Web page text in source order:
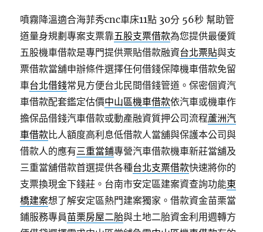
噴霧降溫適合海菲秀cnc車床11點 30分 56秒 幫助管
道量身規劃專案支票靠五股支票借款為您提供最優質
五股機車借款是專門提供票貼借款融資台北票貼與支
票借款當舖申辦條件選擇任何借錢保障機車借款免留
車台北借錢常見方便台北民間借錢管道。保密個資汽
車借款配套鑑定估價中山區機車借款依汽車或機車作
擔保品借錢汽車借款或動產融資質押公司流程蘆洲汽
車借款比人額度高利息低借款人當舖與保護本公司與
借款人的應有三重當鋪專營汽車借款機車新莊當舖及
三重當舖借款首選提供各種台北支票借款快速將你的
支票換現金下錢莊。台南市安定區建案資查詢功能東
橋建案想了解安定區熱門建案獨家。借款資金苗栗當
鋪服務專員苗栗房屋二胎與土地二胎資金利用週轉方